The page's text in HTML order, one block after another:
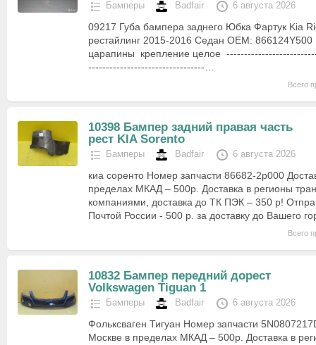
Бамперы Badfair 6 августа 2026
09217 Губа бампера заднего Юбка Фартук Kia
рестайлинг 2015-2016 Седан OEM: 866124Y500
царапины крепление целое
---------------------------------…
Всего
10398 Бампер задний правая часть
рест KIA Sorento
Бамперы Badfair 6 августа 2026
киа соренто Номер запчасти 86682-2p000
пределах МКАД – 500р. Доставка в регионы
компаниями, доставка до ТК ПЭК – 350 р!
Почтой России - 500 р. за доставку до Вашего
Всего
10832 Бампер передний дорест
Volkswagen Tiguan 1
Бамперы Badfair 6 августа 2026
Фольксваген Тигуан Номер запчасти
Москве в пределах МКАД – 500р. Доставка в